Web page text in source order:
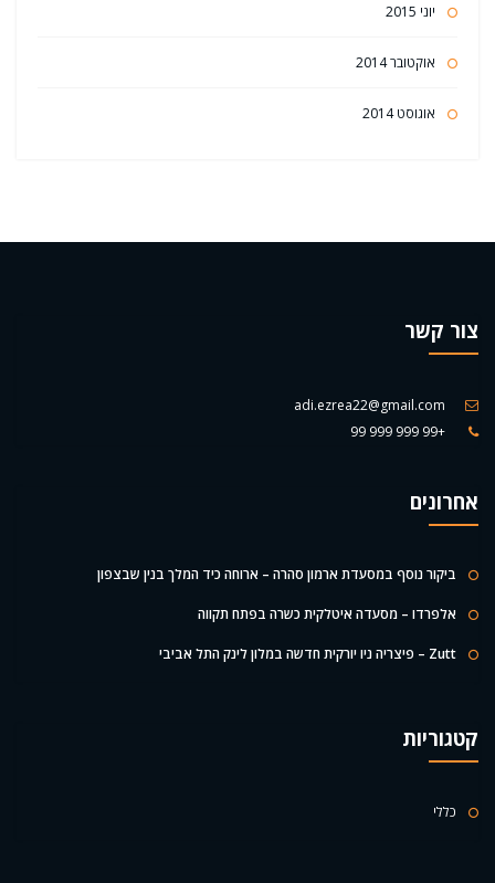
יוני 2015
אוקטובר 2014
אוגוסט 2014
צור קשר
adi.ezrea22@gmail.com
+99 999 999 99
אחרונים
ביקור נוסף במסעדת ארמון סהרה – ארוחה כיד המלך בנין שבצפון
אלפרדו – מסעדה איטלקית כשרה בפתח תקווה
Zutt – פיצריה ניו יורקית חדשה במלון לינק התל אביבי
קטגוריות
כללי